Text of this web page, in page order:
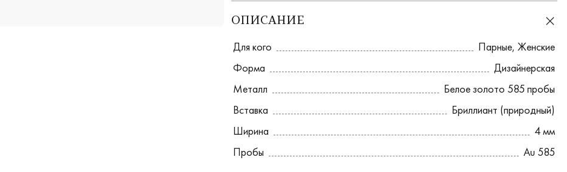
ОПИСАНИЕ
Для кого Парные,Женские
Форма
Дизайнерская
Металл
Белое золото 585 пробы
Вставка
Бриллиант (природный)
Ширина
4 мм
Пробы
Au 585